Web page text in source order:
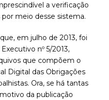
a verificação
meio desse sistema.
em julho de 2013, foi
nº 5/2013,
que compõem o
Digital das Obrigações
Ora, se há tantas
da publicação